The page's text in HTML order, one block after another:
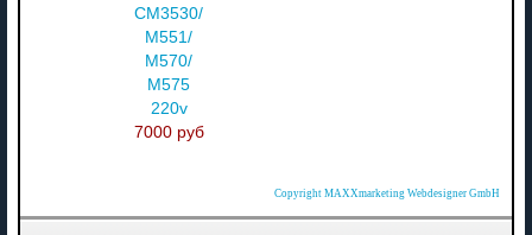
CM3530/
M551/
M570/
M575
220v
7000 руб
Copyright MAXXmarketing Webdesigner GmbH